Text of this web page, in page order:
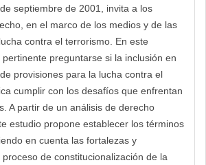
septiembre de 2001, invita a los
en el marco de los medios y de las
contra el terrorismo. En este
preguntarse si la inclusión en
provisiones para la lucha contra el
cumplir con los desafíos que enfrentan
A partir de un análisis de derecho
estudio propone establecer los términos
en cuenta las fortalezas y
de constitucionalización de la